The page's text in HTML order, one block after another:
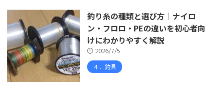
釣り糸の種類と選び方｜ナイロ
ン・フロロ・PEの違いを初心者向
けにわかりやすく解説
2026/7/5
４．釣具